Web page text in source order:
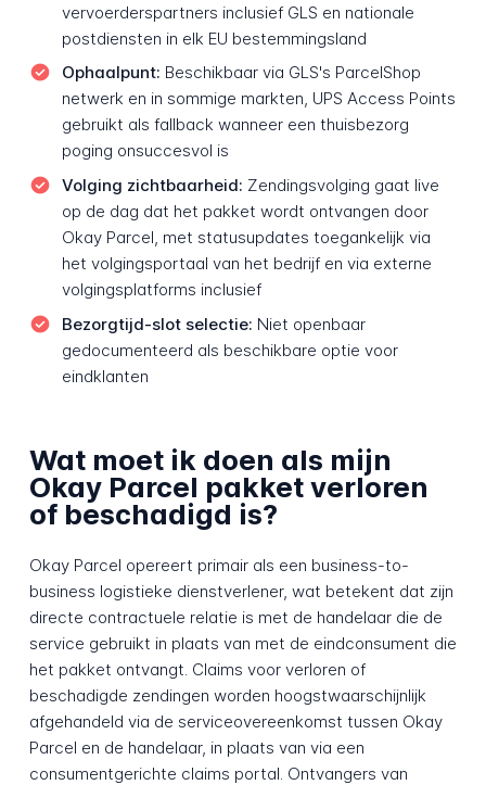
vervoerderspartners inclusief GLS en nationale
postdiensten in elk EU bestemmingsland
Ophaalpunt: Beschikbaar via GLS's ParcelShop
netwerk en in sommige markten, UPS Access Points
gebruikt als fallback wanneer een thuisbezorg
poging onsuccesvol is
Volging zichtbaarheid: Zendingsvolging gaat live
op de dag dat het pakket wordt ontvangen door
Okay Parcel, met statusupdates toegankelijk via
het volgingsportaal van het bedrijf en via externe
volgingsplatforms inclusief
Bezorgtijd-slot selectie: Niet openbaar
gedocumenteerd als beschikbare optie voor
eindklanten
Wat moet ik doen als mijn
Okay Parcel pakket verloren
of beschadigd is?
Okay Parcel opereert primair als een business-to-
business logistieke dienstverlener, wat betekent dat zijn
directe contractuele relatie is met de handelaar die de
service gebruikt in plaats van met de eindconsument die
het pakket ontvangt. Claims voor verloren of
beschadigde zendingen worden hoogstwaarschijnlijk
afgehandeld via de serviceovereenkomst tussen Okay
Parcel en de handelaar, in plaats van via een
consumentgerichte claims portal. Ontvangers van